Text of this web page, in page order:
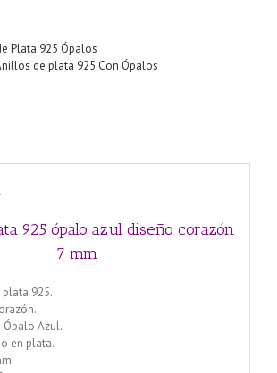
Plata 925 Ópalos
de plata 925 Con Ópalos
925 ópalo azul diseño corazón
7 mm
925.
Ópalo Azul.
en plata.